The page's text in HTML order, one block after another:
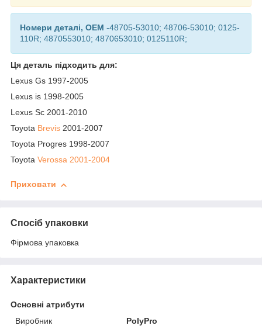
Номери деталі, OEM -48705-53010; 48706-53010; 0125-
110R; 4870553010; 4870653010; 0125110R;
Ця деталь підходить для:
Lexus Gs 1997-2005
Lexus is 1998-2005
Lexus Sc 2001-2010
Toyota Brevis 2001-2007
Toyota Progres 1998-2007
Toyota Verossa 2001-2004
Приховати
Спосіб упаковки
Фірмова упаковка
Характеристики
Основні атрибути
Виробник
PolyPro